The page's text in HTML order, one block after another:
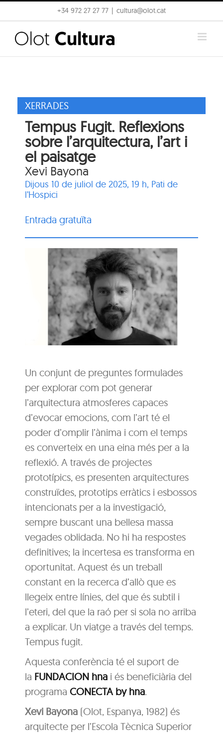
to
content
+34 972 27 27 77 cultura@olot.cat
XERRADES
Tempus Fugit. Reflexions
sobre l’arquitectura, l’art i
el paisatge
Xevi Bayona
Dijous 10 de juliol de 2025, 19 h, Pati de
l’Hospici
Entrada gratuïta
Un conjunt de preguntes formulades
per explorar com pot generar
l’arquitectura atmosferes capaces
d’evocar emocions, com l’art té el
poder d’omplir l’ànima i com el temps
es converteix en una eina més per a la
reflexió. A través de projectes
prototípics, es presenten arquitectures
construïdes, prototips erràtics i esbossos
intencionats per a la investigació,
sempre buscant una bellesa massa
vegades oblidada. No hi ha respostes
definitives; la incertesa es transforma en
oportunitat. Aquest és un treball
constant en la recerca d’allò que es
llegeix entre línies, del que és subtil i
l’eteri, del que la raó per si sola no arriba
a explicar. Un viatge a través del temps.
Tempus fugit.
Aquesta conferència té el suport de
la FUNDACION hna i és beneficiària del
programa CONECTA by hna.
Xevi Bayona (Olot, Espanya, 1982) és
arquitecte per l’Escola Tècnica Superior